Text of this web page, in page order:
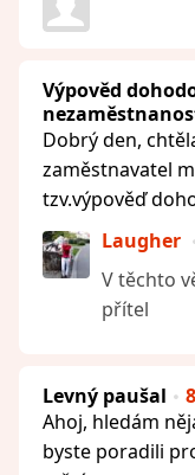
Výpověd
Dobrý den,
zaměstnavatel
tzv.výpověď
Laugher
V těchto
přítel
Levný paušal
Ahoj, hledám
byste poradili